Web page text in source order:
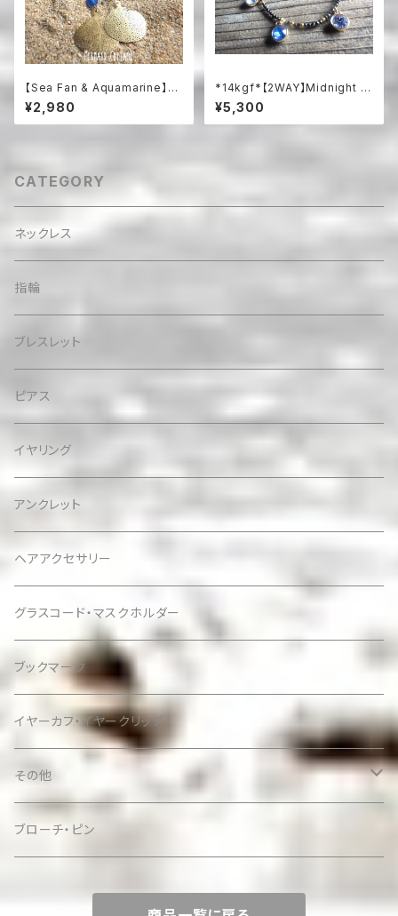
【Sea Fan & Aquamarine】海
うちわと3色アクアマリンのグラ
デーションピアス
¥2,980
*14kgf*【2WAY】Midnight O
cean Mosaic：ブラックスピネ
ルと6色スワロフスキーのネック
レス
¥5,300
CATEGORY
ネックレス
指輪
ブレスレット
ピアス
イヤリング
アンクレット
ヘアアクセサリー
グラスコード・マスクホルダー
ブックマーク
イヤーカフ・イヤークリップ
その他
ケース
ブローチ・ピン